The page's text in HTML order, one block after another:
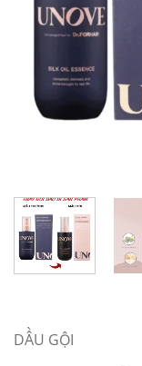
DẦU GỘI